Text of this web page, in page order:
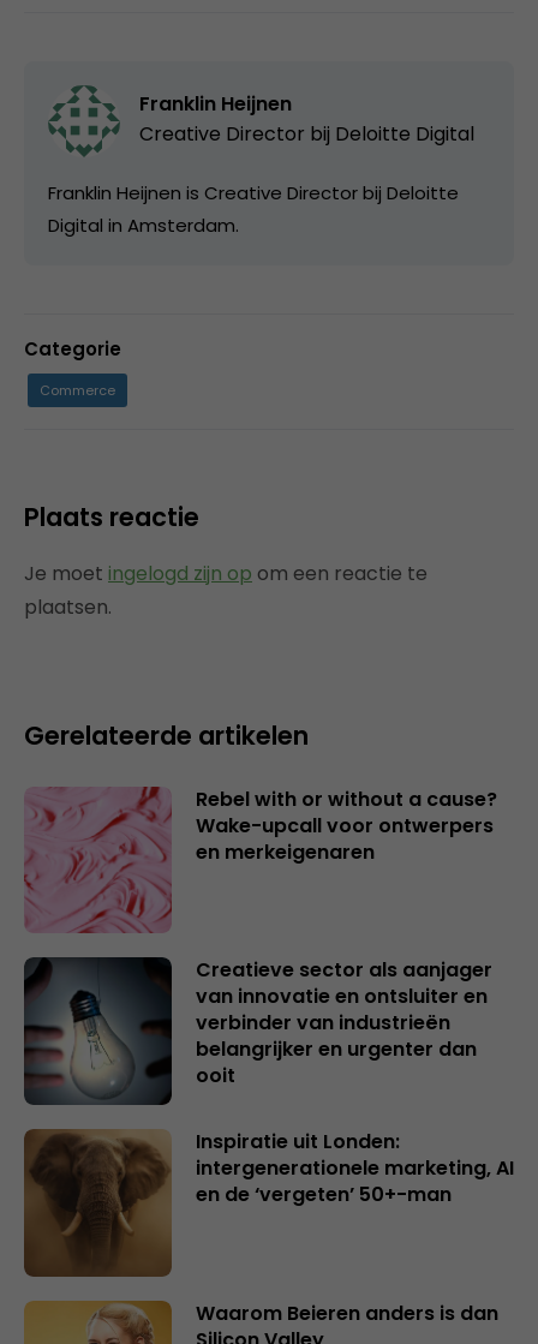
Franklin Heijnen
Creative Director bij Deloitte Digital
Franklin Heijnen is Creative Director bij Deloitte
Digital in Amsterdam.
Categorie
Commerce
Plaats reactie
Je moet ingelogd zijn op om een reactie te
plaatsen.
Gerelateerde artikelen
Rebel with or without a cause?
Wake-upcall voor ontwerpers
en merkeigenaren
Creatieve sector als aanjager
van innovatie en ontsluiter en
verbinder van industrieën
belangrijker en urgenter dan
ooit
Inspiratie uit Londen:
intergenerationele marketing, AI
en de ‘vergeten’ 50+-man
Waarom Beieren anders is dan